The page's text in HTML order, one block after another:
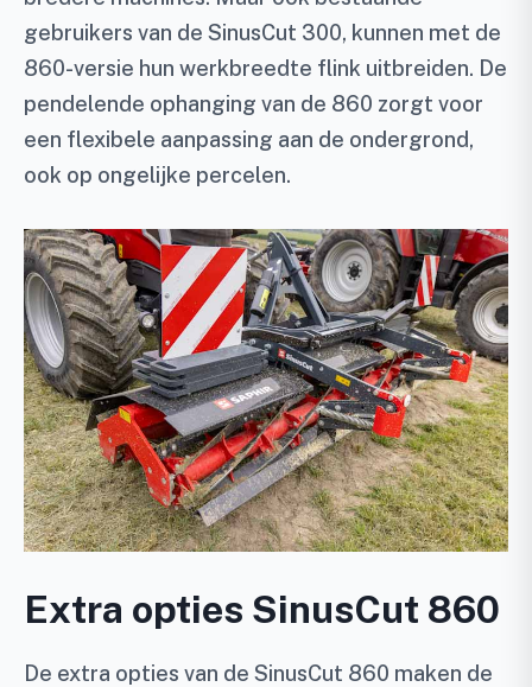
gebruikers van de SinusCut 300, kunnen met de
860-versie hun werkbreedte flink uitbreiden. De
pendelende ophanging van de 860 zorgt voor
een flexibele aanpassing aan de ondergrond,
ook op ongelijke percelen.
Extra opties SinusCut 860
De extra opties van de SinusCut 860 maken de